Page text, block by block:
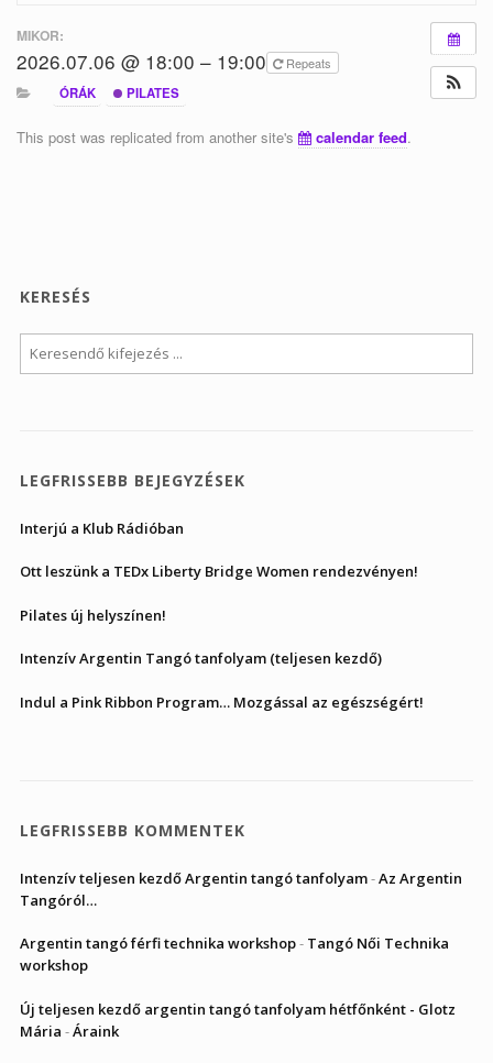
MIKOR:
2026.07.06 @ 18:00 – 19:00 Repeats
ÓRÁK PILATES
This post was replicated from another site's calendar feed.
KERESÉS
LEGFRISSEBB BEJEGYZÉSEK
Interjú a Klub Rádióban
Ott leszünk a TEDx Liberty Bridge Women rendezvényen!
Pilates új helyszínen!
Intenzív Argentin Tangó tanfolyam (teljesen kezdő)
Indul a Pink Ribbon Program… Mozgással az egészségért!
LEGFRISSEBB KOMMENTEK
Intenzív teljesen kezdő Argentin tangó tanfolyam-Az Argentin
Tangóról…
Argentin tangó férfi technika workshop- Tangó Női Technika
workshop
Új teljesen kezdő argentin tangó tanfolyam hétfőnként - Glotz
Mária -Áraink